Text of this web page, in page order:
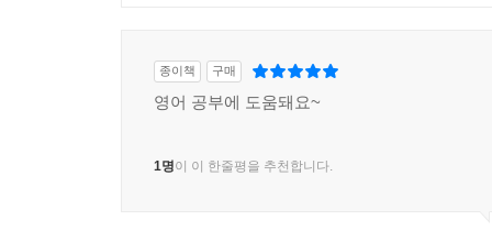
종이책 구매
영어 공부에 도움돼요~
1명이 이 한줄평을 추천합니다.